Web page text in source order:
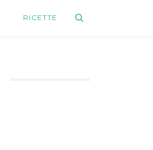
RICETTE